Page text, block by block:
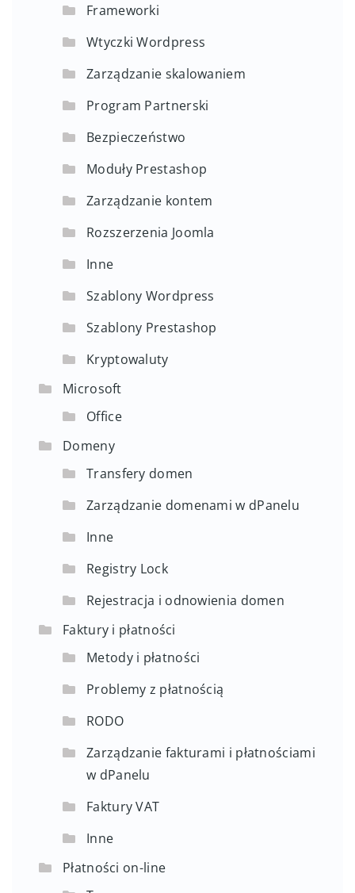
Frameworki
Wtyczki Wordpress
Zarządzanie skalowaniem
Program Partnerski
Bezpieczeństwo
Moduły Prestashop
Zarządzanie kontem
Rozszerzenia Joomla
Inne
Szablony Wordpress
Szablony Prestashop
Kryptowaluty
Microsoft
Office
Domeny
Transfery domen
Zarządzanie domenami w dPanelu
Inne
Registry Lock
Rejestracja i odnowienia domen
Faktury i płatności
Metody i płatności
Problemy z płatnością
RODO
Zarządzanie fakturami i płatnościami
w dPanelu
Faktury VAT
Inne
Płatności on-line